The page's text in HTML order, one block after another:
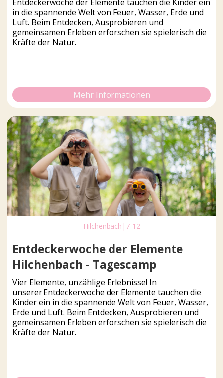
Entdeckerwoche der Elemente tauchen die Kinder ein
in die spannende Welt von Feuer, Wasser, Erde und
Luft. Beim Entdecken, Ausprobieren und
gemeinsamen Erleben erforschen sie spielerisch die
Kräfte der Natur.
Mehr Informationen
Hilchenbach | 7-12
Entdeckerwoche der Elemente
Hilchenbach - Tagescamp
Vier Elemente, unzählige Erlebnisse! In
unserer Entdeckerwoche der Elemente tauchen die
Kinder ein in die spannende Welt von Feuer, Wasser,
Erde und Luft. Beim Entdecken, Ausprobieren und
gemeinsamen Erleben erforschen sie spielerisch die
Kräfte der Natur.